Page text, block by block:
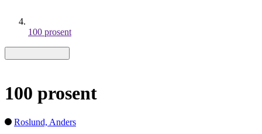
100 prosent
100 prosent
Roslund, Anders